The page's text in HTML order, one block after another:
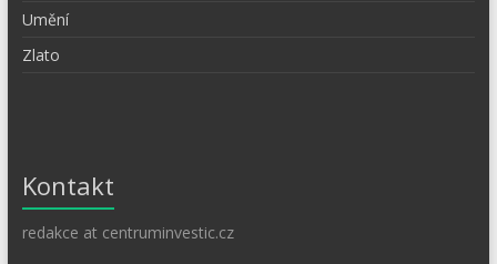
Umění
Zlato
Kontakt
redakce at centruminvestic.cz